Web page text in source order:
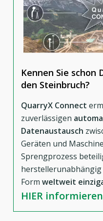
Kennen Sie schon
den Steinbruch?
QuarryX Connect
zuverlässigen
Datenaustausch
Geräten und
Sprengprozess
Formweltweit
HIER